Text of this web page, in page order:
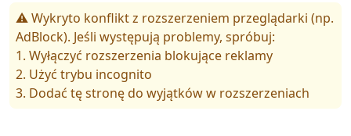
⚠️ Wykryto konflikt z rozszerzeniem przeglądarki (np.
AdBlock). Jeśli występują problemy, spróbuj:
1. Wyłączyć rozszerzenia blokujące reklamy
2. Użyć trybu incognito
3. Dodać tę stronę do wyjątków w rozszerzeniach